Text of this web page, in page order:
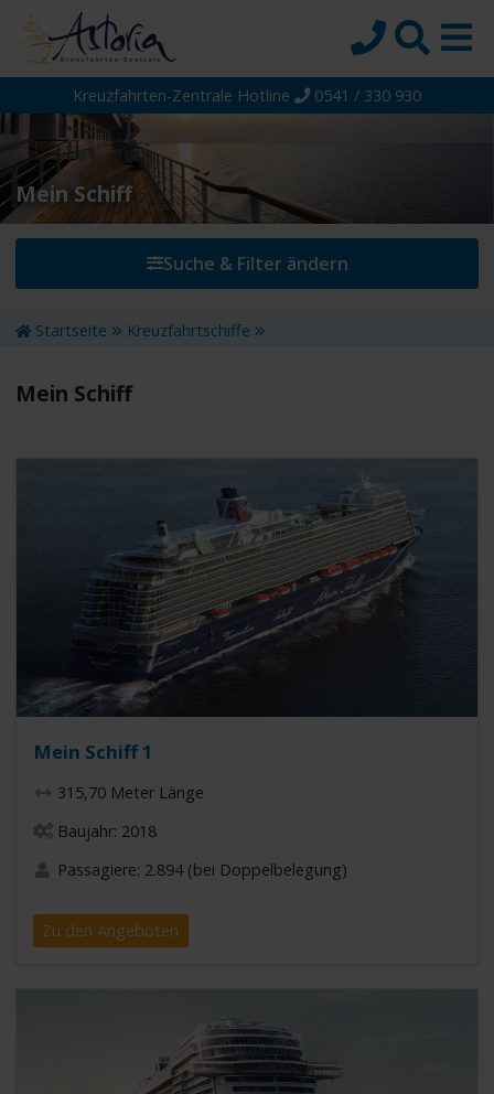
Startseite
Top-Angebote
Reiseziele
Themen
Wissen
Kreuzfahrten-Zentrale Hotline 0541 / 330 930
Mein Schiff
Suche & Filter ändern
Startseite Kreuzfahrtschiffe
Mein Schiff
Mein Schiff 1
315,70 Meter Länge
Baujahr: 2018
Passagiere: 2.894 (bei Doppelbelegung)
Zu den Angeboten